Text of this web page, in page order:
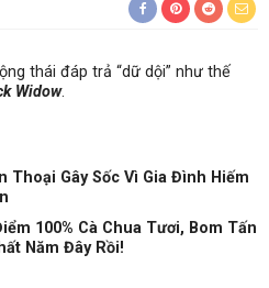
thái đáp trả “dữ dội” như thế
Widow.
Thoại Gây Sốc Vì Gia Đình Hiếm
100% Cà Chua Tươi, Bom Tấn
Năm Đây Rồi!